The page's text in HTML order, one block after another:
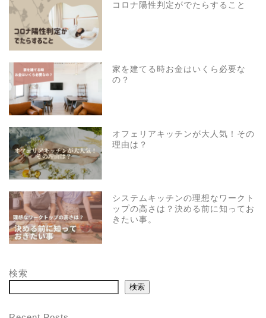
コロナ陽性判定がでたらすること
家を建てる時お金はいくら必要な
の？
オフェリアキッチンが大人気！その
理由は？
システムキッチンの理想なワークト
ップの高さは？決める前に知ってお
きたい事。
検索
検索